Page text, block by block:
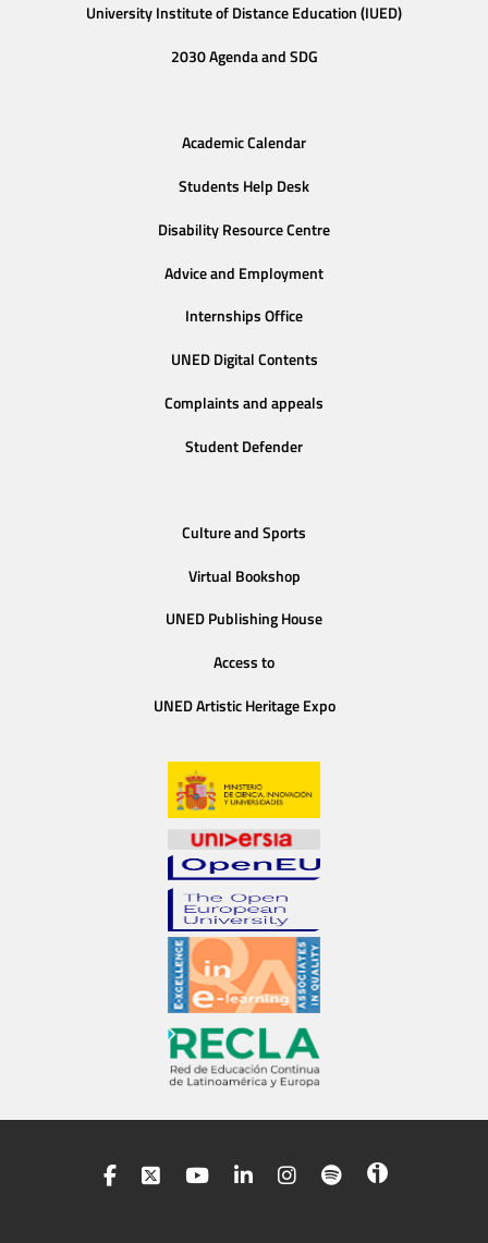
University Institute of Distance Education (IUED)
2030 Agenda and SDG
Academic Calendar
Students Help Desk
Disability Resource Centre
Advice and Employment
Internships Office
UNED Digital Contents
Complaints and appeals
Student Defender
Culture and Sports
Virtual Bookshop
UNED Publishing House
Access to
UNED Artistic Heritage Expo